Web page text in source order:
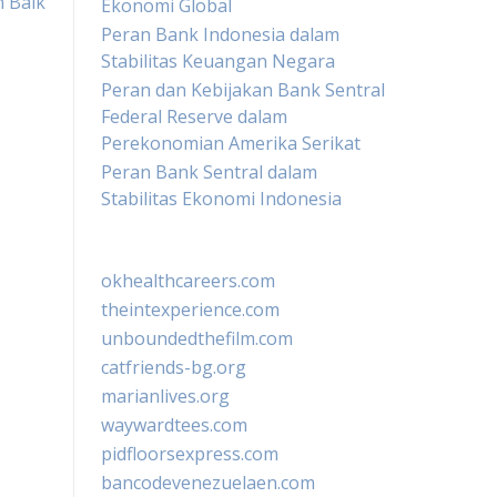
Ekonomi Global
Peran Bank Indonesia dalam
Stabilitas Keuangan Negara
Peran dan Kebijakan Bank Sentral
Federal Reserve dalam
Perekonomian Amerika Serikat
Peran Bank Sentral dalam
Stabilitas Ekonomi Indonesia
okhealthcareers.com
theintexperience.com
unboundedthefilm.com
catfriends-bg.org
marianlives.org
waywardtees.com
pidfloorsexpress.com
bancodevenezuelaen.com